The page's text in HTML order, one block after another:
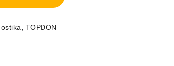
, TOPDON